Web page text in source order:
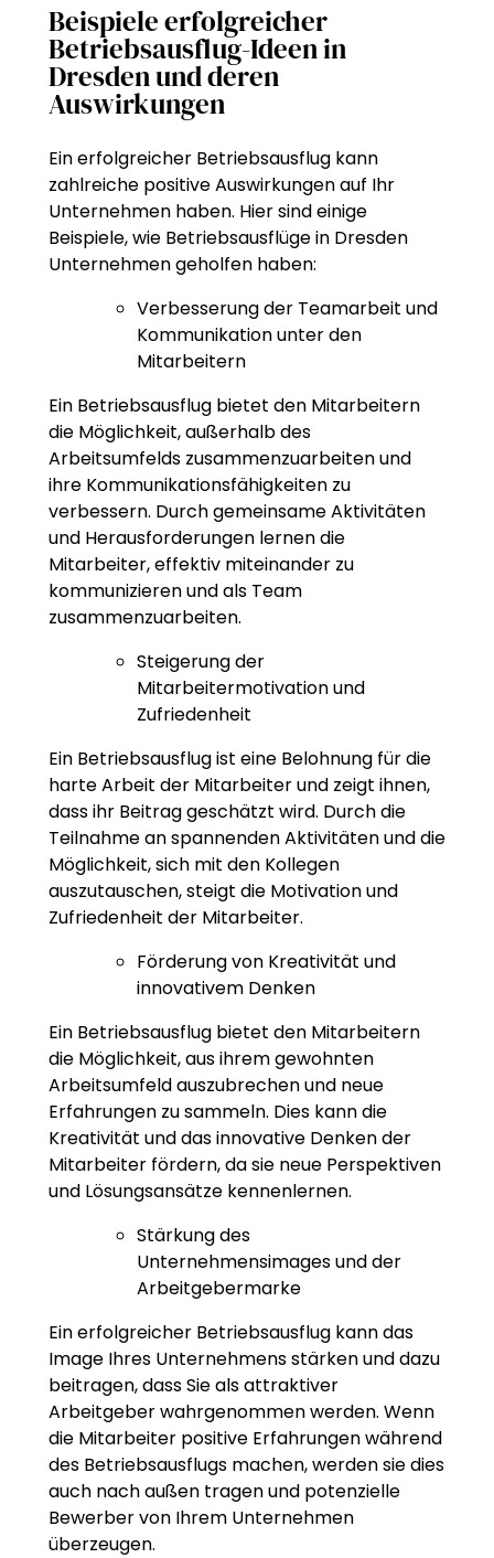
Beispiele erfolgreicher
Betriebsausflug-Ideen in
Dresden und deren
Auswirkungen
Ein erfolgreicher Betriebsausflug kann
zahlreiche positive Auswirkungen auf Ihr
Unternehmen haben. Hier sind einige
Beispiele, wie Betriebsausflüge in Dresden
Unternehmen geholfen haben:
Verbesserung der Teamarbeit und
Kommunikation unter den
Mitarbeitern
Ein Betriebsausflug bietet den Mitarbeitern
die Möglichkeit, außerhalb des
Arbeitsumfelds zusammenzuarbeiten und
ihre Kommunikationsfähigkeiten zu
verbessern. Durch gemeinsame Aktivitäten
und Herausforderungen lernen die
Mitarbeiter, effektiv miteinander zu
kommunizieren und als Team
zusammenzuarbeiten.
Steigerung der
Mitarbeitermotivation und
Zufriedenheit
Ein Betriebsausflug ist eine Belohnung für die
harte Arbeit der Mitarbeiter und zeigt ihnen,
dass ihr Beitrag geschätzt wird. Durch die
Teilnahme an spannenden Aktivitäten und die
Möglichkeit, sich mit den Kollegen
auszutauschen, steigt die Motivation und
Zufriedenheit der Mitarbeiter.
Förderung von Kreativität und
innovativem Denken
Ein Betriebsausflug bietet den Mitarbeitern
die Möglichkeit, aus ihrem gewohnten
Arbeitsumfeld auszubrechen und neue
Erfahrungen zu sammeln. Dies kann die
Kreativität und das innovative Denken der
Mitarbeiter fördern, da sie neue Perspektiven
und Lösungsansätze kennenlernen.
Stärkung des
Unternehmensimages und der
Arbeitgebermarke
Ein erfolgreicher Betriebsausflug kann das
Image Ihres Unternehmens stärken und dazu
beitragen, dass Sie als attraktiver
Arbeitgeber wahrgenommen werden. Wenn
die Mitarbeiter positive Erfahrungen während
des Betriebsausflugs machen, werden sie dies
auch nach außen tragen und potenzielle
Bewerber von Ihrem Unternehmen
überzeugen.